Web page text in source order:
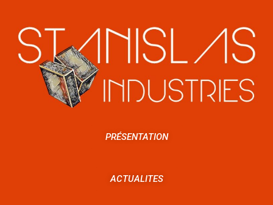
PRÉSENTATION
ACTUALITES